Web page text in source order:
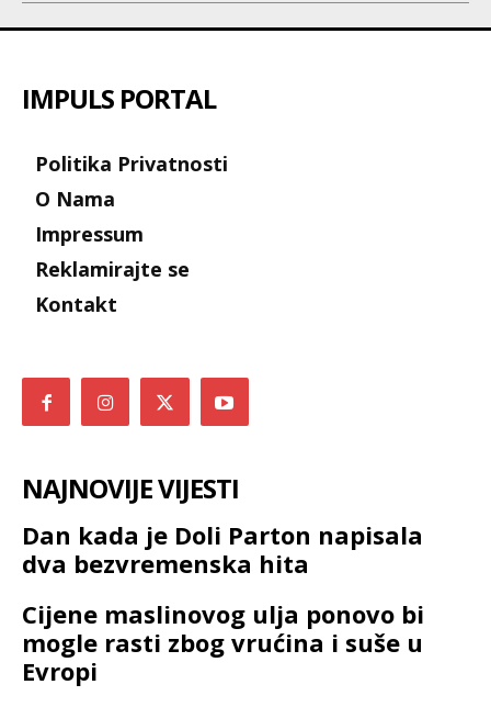
IMPULS PORTAL
Politika Privatnosti
O Nama
Impressum
Reklamirajte se
Kontakt
NAJNOVIJE VIJESTI
Dan kada je Doli Parton napisala
dva bezvremenska hita
Cijene maslinovog ulja ponovo bi
mogle rasti zbog vrućina i suše u
Evropi